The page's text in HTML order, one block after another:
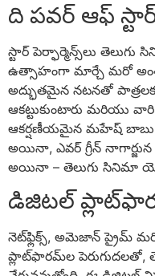
ది పవర్ ఆఫ్
స్టార్ పెర్ఫార్మెన్స్‌లు
ఉత్సాహంగా మార్చే మరో
అద్భుతమైన నటనతో పాత్రలకు
ఆకట్టుకుంటారు మరియు
ఆకర్షణీయమైన మహేష్
అయినా, ఎవర్ గ్రీన్
అయినా – తెలుగు సినిమా
డిజిటల్
నెట్‌ఫ్లిక్స్, అమెజాన్ ప్రైమ్
ప్లాట్‌ఫారమ్‌ల పెరుగుదలతో,